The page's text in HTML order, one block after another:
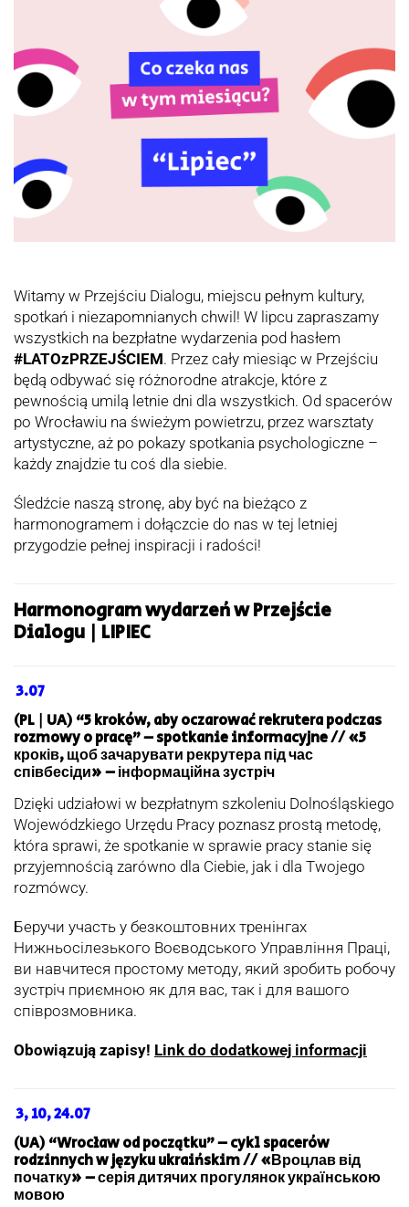
Witamy w Przejściu Dialogu, miejscu pełnym kultury,
spotkań i niezapomnianych chwil! W lipcu zapraszamy
wszystkich na bezpłatne wydarzenia pod hasłem
#LATOzPRZEJŚCIEM. Przez cały miesiąc w Przejściu
będą odbywać się różnorodne atrakcje, które z
pewnością umilą letnie dni dla wszystkich. Od spacerów
po Wrocławiu na świeżym powietrzu, przez warsztaty
artystyczne, aż po pokazy spotkania psychologiczne –
każdy znajdzie tu coś dla siebie.
Śledźcie naszą stronę, aby być na bieżąco z
harmonogramem i dołączcie do nas w tej letniej
przygodzie pełnej inspiracji i radości!
Harmonogram wydarzeń w Przejście
Dialogu | LIPIEC
3.07
(PL | UA) “5 kroków, aby oczarować rekrutera podczas
rozmowy o pracę” – spotkanie informacyjne // «5
кроків, щоб зачарувати рекрутера під час
співбесіди» – інформаційна зустріч
Dzięki udziałowi w bezpłatnym szkoleniu Dolnośląskiego
Wojewódzkiego Urzędu Pracy poznasz prostą metodę,
która sprawi, że spotkanie w sprawie pracy stanie się
przyjemnością zarówno dla Ciebie, jak i dla Twojego
rozmówcy.
Беручи участь у безкоштовних тренінгах
Нижньосілезького Воєводського Управління Праці,
ви навчитеся простому методу, який зробить робочу
зустріч приємною як для вас, так і для вашого
співрозмовника.
Obowiązują zapisy! Link do dodatkowej informacji
3, 10, 24.07
(UA) “Wrocław od początku” – cykl spacerów
rodzinnych w języku ukraińskim // «Вроцлав від
початку» – серія дитячих прогулянок українською
мовою